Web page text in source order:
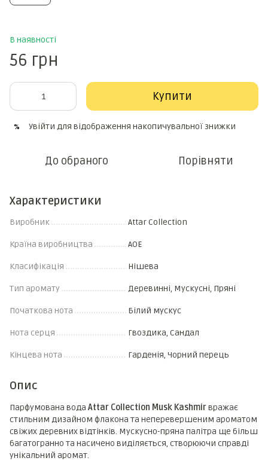
В наявності
56 грн
Купити
% Увійти для відображення накопичувальної знижки
До обраного Порівняти
Характеристики
Виробник Attar Collection
Країна виробництва АОЕ
Класифікація Нішева
Тип аромату Деревинні, Мускусні, Пряні
Початкова нота Білий мускус
Нота серця Гвоздика, Сандал
Кінцева нота Гарденія, Чорний перець
Опис
Парфумована вода Attar Collection Musk Kashmirвражає
стильним дизайном флакона та неперевершеним ароматом
свіжих деревних відтінків. Мускусно-пряна палітра ще більш
багатогранно та насичено виділяється, створюючи справді
унікальний аромат.